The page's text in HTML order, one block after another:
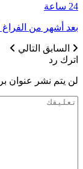
24 ساعة
بعد أشهر من
السابق التالي
اترك رد
لن يتم نشر عنوان